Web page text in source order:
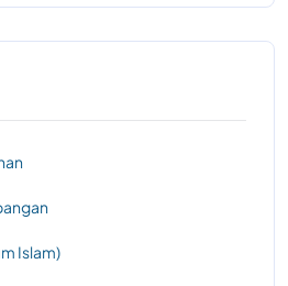
Islam)